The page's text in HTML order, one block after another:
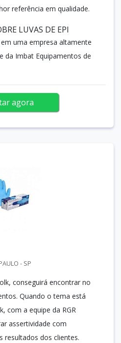
referência em qualidade.
LUVAS DE EPI
uma empresa altamente
da Imbat Equipamentos de
agora
- SP
conseguirá encontrar no
Quando o tema está
com a equipe da RGR
assertividade com
dos clientes.